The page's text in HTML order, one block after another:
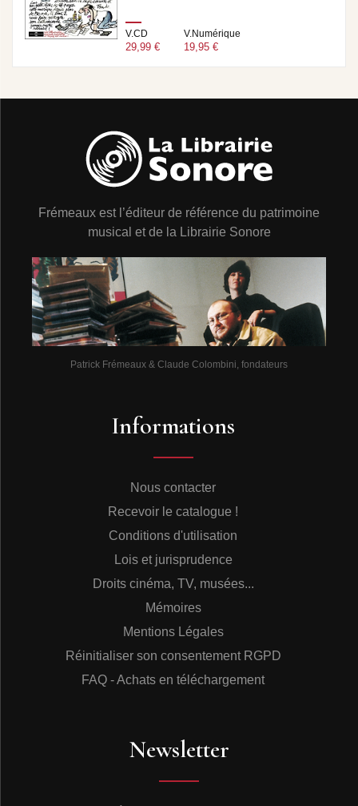
V.CD
29,99 €
V.Numérique
19,95 €
Frémeaux est l’éditeur de référence du patrimoine
musical et de la Librairie Sonore
Patrick Frémeaux & Claude Colombini, fondateurs
Informations
Nous contacter
Recevoir le catalogue !
Conditions d'utilisation
Lois et jurisprudence
Droits cinéma, TV, musées...
Mémoires
Mentions Légales
Réinitialiser son consentement RGPD
FAQ - Achats en téléchargement
Newsletter